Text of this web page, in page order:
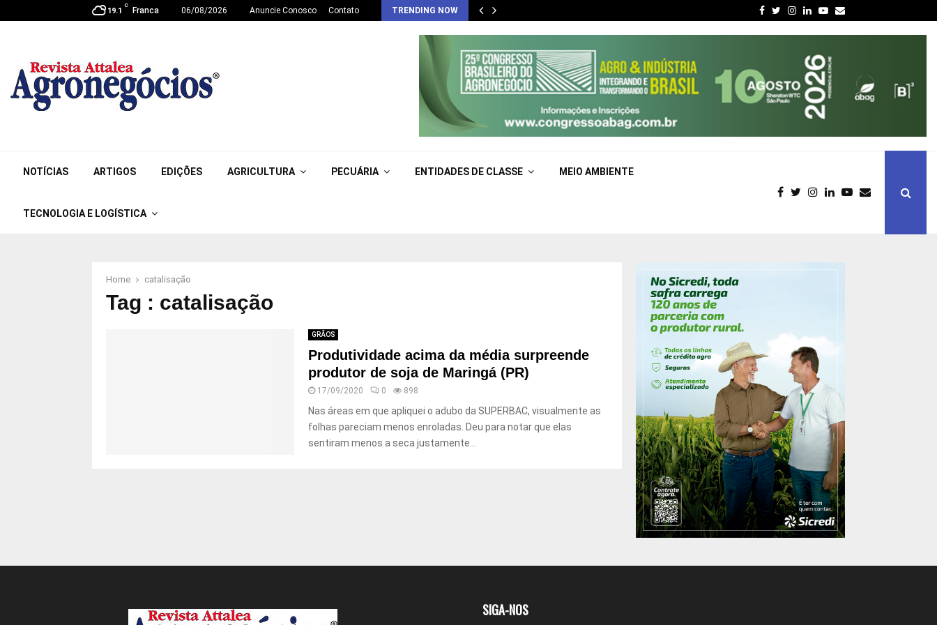
19.1
C
Franca 06/08/2026 Anuncie Conosco Contato TRENDING NOW Facebook
Twitter
Instagram
LinkedinYoutube
Email
NOTÍCIAS ARTIGOS EDIÇÕES AGRICULTURA PECUÁRIA ENTIDADES DE CLASSE MEIO AMBIENTE
TECNOLOGIA E LOGÍSTICA
Home catalisação
Tag : catalisação
GRÃOS
Produtividade acima da média surpreende
produtor de soja de Maringá (PR)
17/09/2020 0 898
Nas áreas em que apliquei o adubo da SUPERBAC, visualmente as
folhas pareciam menos enroladas. Deu para notar que elas
sentiram menos a seca justamente...
SIGA-NOS